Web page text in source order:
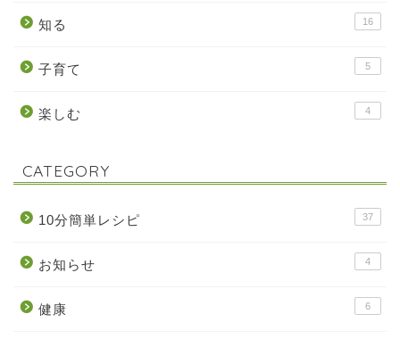
知る 16
子育て 5
楽しむ 4
CATEGORY
10分簡単レシピ 37
お知らせ 4
健康 6